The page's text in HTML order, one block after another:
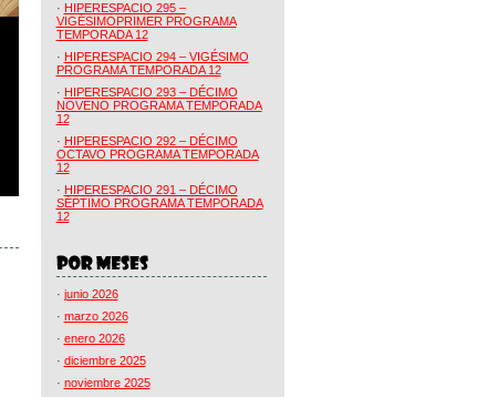
· HIPERESPACIO 295 –
VIGÉSIMOPRIMER PROGRAMA
TEMPORADA 12
· HIPERESPACIO 294 – VIGÉSIMO
PROGRAMA TEMPORADA 12
· HIPERESPACIO 293 – DÉCIMO
NOVENO PROGRAMA TEMPORADA
12
· HIPERESPACIO 292 – DÉCIMO
OCTAVO PROGRAMA TEMPORADA
12
· HIPERESPACIO 291 – DÉCIMO
SÉPTIMO PROGRAMA TEMPORADA
12
· junio 2026
· marzo 2026
· enero 2026
· diciembre 2025
· noviembre 2025